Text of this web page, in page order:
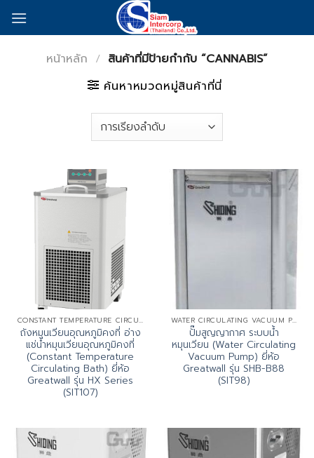
หน้าหลัก / สินค้าที่มีป้ายกำกับ “CANNABIS”
ค้นหาหมวดหมู่สินค้าที่นี่
CONSTANT TEMPERATURE CIRCULATING BATH (HX SERIES)
ถังหมุนเวียนอุณหภูมิคงที่ อ่าง
แช่น้ำหมุนเวียนอุณหภูมิคงที่
(Constant Temperature
Circulating Bath) ยี่ห้อ
Greatwall รุ่น HX Series
(SIT107)
WATER CIRCULATING VACUUM PUMP
ปั๊มสูญญากาศ ระบบน้ำ
หมุนเวียน (Water Circulating
Vacuum Pump) ยี่ห้อ
Greatwall รุ่น SHB-B88
(SIT98)